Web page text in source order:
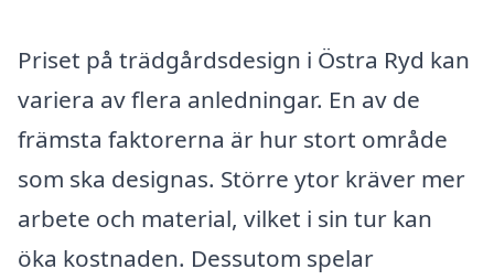
Priset på trädgårdsdesign i Östra Ryd kan
variera av flera anledningar. En av de
främsta faktorerna är hur stort område
som ska designas. Större ytor kräver mer
arbete och material, vilket i sin tur kan
öka kostnaden. Dessutom spelar